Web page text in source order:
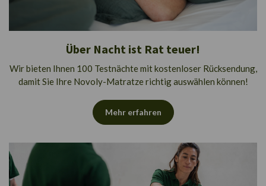
Über Nacht ist Rat teuer!
Wir bieten Ihnen 100 Testnächte mit kostenloser Rücksendung,
damit Sie Ihre Novoly-Matratze richtig auswählen können!
Mehr erfahren